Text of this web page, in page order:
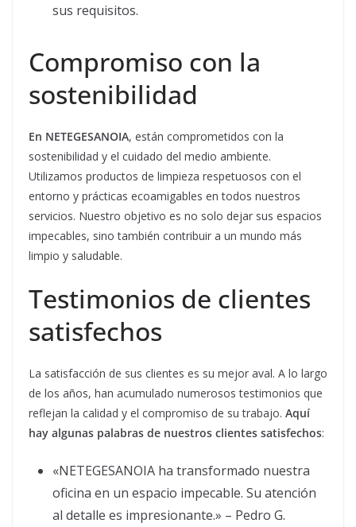
sus requisitos.
Compromiso con la
sostenibilidad
En NETEGESANOIA, están comprometidos con la
sostenibilidad y el cuidado del medio ambiente.
Utilizamos productos de limpieza respetuosos con el
entorno y prácticas ecoamigables en todos nuestros
servicios. Nuestro objetivo es no solo dejar sus espacios
impecables, sino también contribuir a un mundo más
limpio y saludable.
Testimonios de clientes
satisfechos
La satisfacción de sus clientes es su mejor aval. A lo largo
de los años, han acumulado numerosos testimonios que
reflejan la calidad y el compromiso de su trabajo. Aquí
hay algunas palabras de nuestros clientes satisfechos:
«NETEGESANOIA ha transformado nuestra
oficina en un espacio impecable. Su atención
al detalle es impresionante.» – Pedro G.